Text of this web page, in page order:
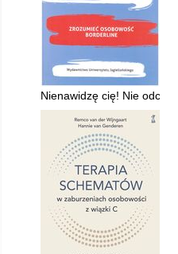
Nienawidzę cię! Nie